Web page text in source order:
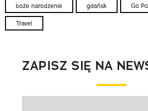
boże narodzenie gdańsk Go
Travel
ZAPISZ SIĘ NA